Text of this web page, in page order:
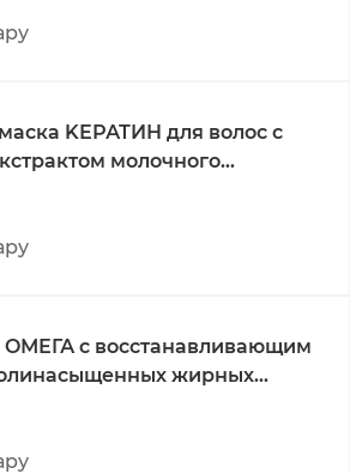
KЕРАТИН для волос с
молочного
HAIR MASK WITH KERATIN
жирных